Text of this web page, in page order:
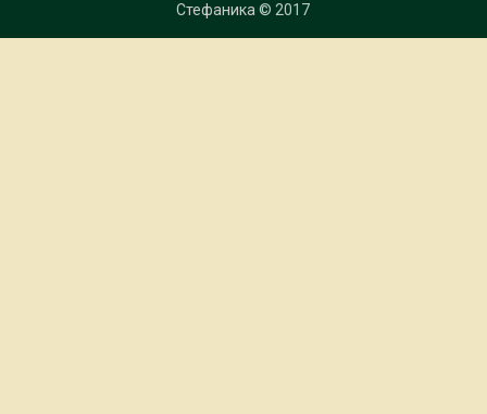
Стефаника© 2017